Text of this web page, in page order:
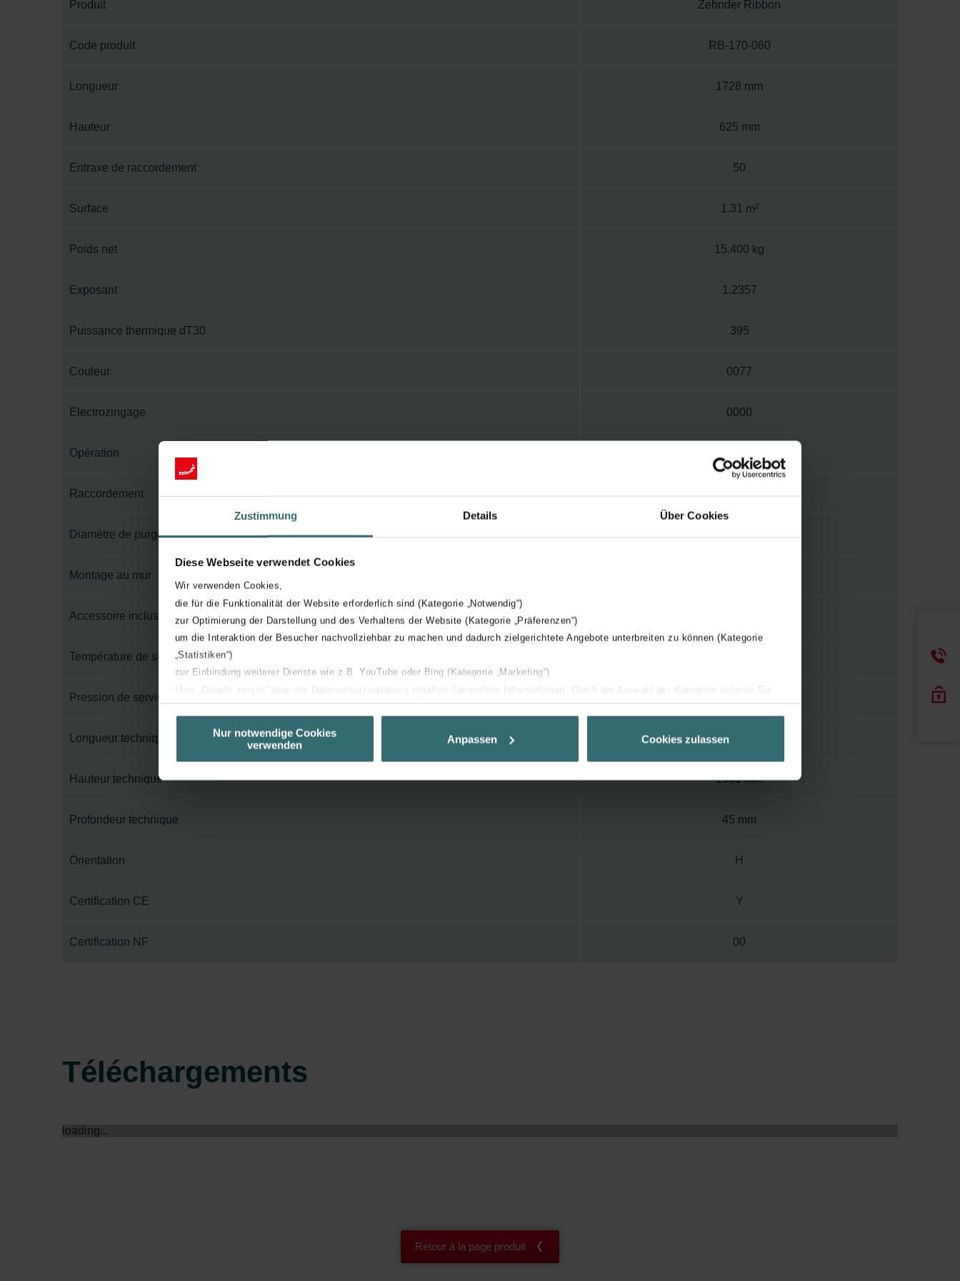
Zustimmung Details Über Cookies
Diese Webseite verwendet Cookies
Wir verwenden Cookies,
die für die Funktionalität der Website erforderlich sind (Kategorie „Notwendig“)
zur Optimierung der Darstellung und des Verhaltens der Website (Kategorie „Präferenzen“)
um die Interaktion der Besucher nachvollziehbar zu machen und dadurch zielgerichtete Angebote unterbreiten zu können (Kategorie
„Statistiken“)
zur Einbindung weiterer Dienste wie z.B. YouTube oder Bing (Kategorie „Marketing“)
Über „Details zeigen“ bzw. die Datenschutzerklärung erhalten Sie weitere Informationen. Durch die Auswahl der Kategorie nehmen Sie
unserer Website verwenden, um Ihnen die bestmögliche Nutzererfahrung zu ermöglichen und Ihnen maßgeschneiderte Informationen
basierend auf Ihren Interessen zur Verfügung zu stellen. Alle Einwilligungen können Sie selbstverständlich über einen Link in der
Datenschutzerklärung widerrufen.
Zehnder Group AG: Data Privacy
Nur notwendige Cookies
verwenden
Anpassen Cookies zulassen
Produit Zehnder Ribbon
Code produit RB-170-060
Longueur 1728 mm
Hauteur 625 mm
Entraxe de raccordement 50
Surface 1.31 m²
Poids net 15.400 kg
Exposant 1.2357
Puissance thermique dT30 395
Couleur 0077
Electrozingage 0000
Opération
Raccordement S012
Diamètre de purge 1/2"
Montage au mur
Accessoire inclus dans l'emballage
Température de surface maximum
Pression de service maximum
Longueur technique 600 mm
Hauteur technique 1661 mm
Profondeur technique 45 mm
Orientation H
Certification CE Y
Certification NF 00
Téléchargements
loading...
Retour à la page produit